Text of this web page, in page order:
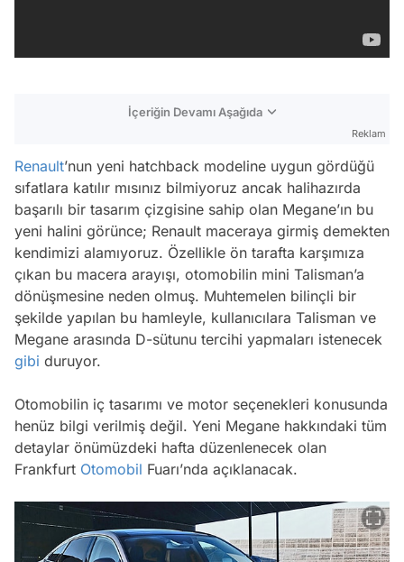
İçeriğin Devamı Aşağıda
Reklam
Renault’nun yeni hatchback modeline uygun gördüğü
sıfatlara katılır mısınız bilmiyoruz ancak halihazırda
başarılı bir tasarım çizgisine sahip olan Megane’ın bu
yeni halini görünce; Renault maceraya girmiş demekten
kendimizi alamıyoruz. Özellikle ön tarafta karşımıza
çıkan bu macera arayışı, otomobilin mini Talisman’a
dönüşmesine neden olmuş. Muhtemelen bilinçli bir
şekilde yapılan bu hamleyle, kullanıcılara Talisman ve
Megane arasında D-sütunu tercihi yapmaları istenecek
gibi duruyor.
Otomobilin iç tasarımı ve motor seçenekleri konusunda
henüz bilgi verilmiş değil. Yeni Megane hakkındaki tüm
detaylar önümüzdeki hafta düzenlenecek olan
Frankfurt Otomobil Fuarı’nda açıklanacak.